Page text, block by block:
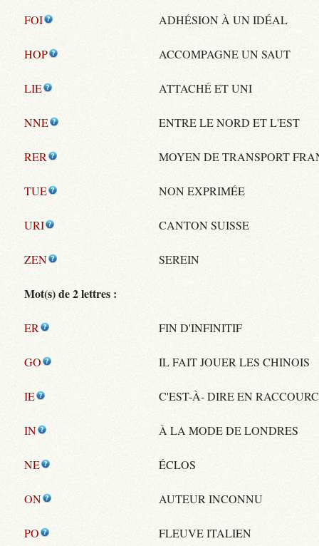
FOI ADHÉSION À UN IDÉAL
HOP ACCOMPAGNE UN SAUT
LIE ATTACHÉ ET UNI
NNE ENTRE LE NORD ET L'EST
RER MOYEN DE TRANSPORT
TUE NON EXPRIMÉE
URI CANTON SUISSE
ZEN SEREIN
Mot(s) de 2 lettres :
ER FIN D'INFINITIF
GO IL FAIT JOUER LES CHINOIS
IE C'EST-À- DIRE EN
IN À LA MODE DE LONDRES
NE ÉCLOS
ON AUTEUR INCONNU
PO FLEUVE ITALIEN